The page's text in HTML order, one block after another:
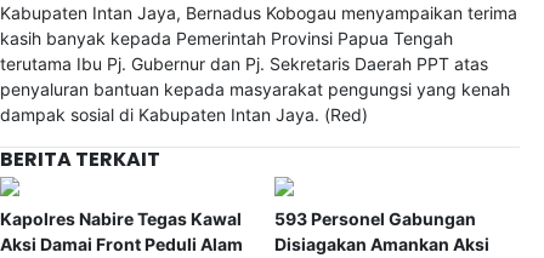
Kabupaten Intan Jaya, Bernadus Kobogau menyampaikan terima
kasih banyak kepada Pemerintah Provinsi Papua Tengah
terutama Ibu Pj. Gubernur dan Pj. Sekretaris Daerah PPT atas
penyaluran bantuan kepada masyarakat pengungsi yang kenah
dampak sosial di Kabupaten Intan Jaya. (Red)
BERITA TERKAIT
Kapolres Nabire Tegas Kawal
Aksi Damai Front Peduli Alam
593 Personel Gabungan
Disiagakan Amankan Aksi